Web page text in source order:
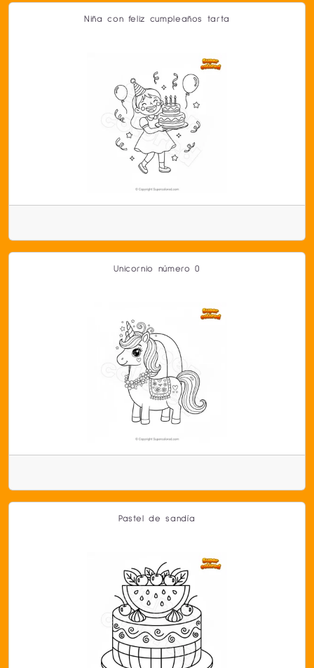
Niña con feliz cumpleaños tarta
Unicornio número 0
Pastel de sandía